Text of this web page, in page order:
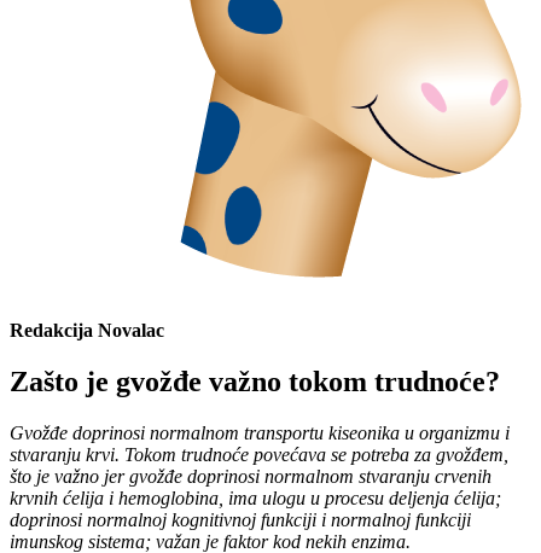
Redakcija Novalac
Zašto je gvožđe važno tokom trudnoće?
Gvožđe doprinosi normalnom transportu kiseonika u organizmu i
stvaranju krvi. Tokom trudnoće povećava se potreba za gvožđem,
što je važno jer gvožđe doprinosi normalnom stvaranju crvenih
krvnih ćelija i hemoglobina, ima ulogu u procesu deljenja ćelija;
doprinosi normalnoj kognitivnoj funkciji i normalnoj funkciji
imunskog sistema; važan je faktor kod nekih enzima.